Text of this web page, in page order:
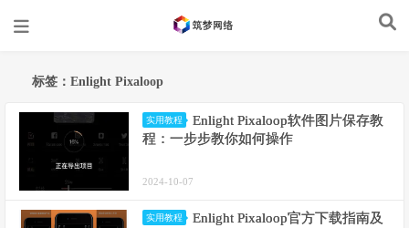
标签：Enlight Pixaloop
实用教程
Enlight Pixaloop软件图片保存教
程：一步步教你如何操作
2024-10-07
实用教程
Enlight Pixaloop官方下载指南及